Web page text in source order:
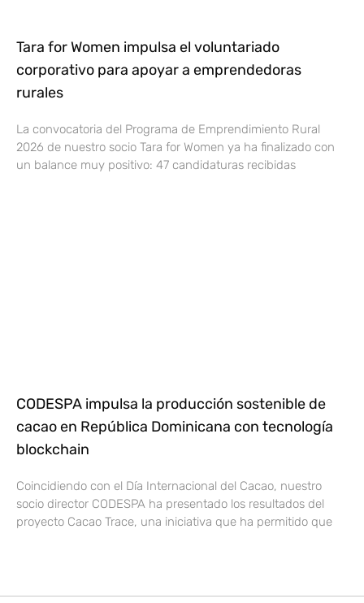
Tara for Women impulsa el voluntariado
corporativo para apoyar a emprendedoras
rurales
La convocatoria del Programa de Emprendimiento Rural
2026 de nuestro socio Tara for Women ya ha finalizado con
un balance muy positivo: 47 candidaturas recibidas
CODESPA impulsa la producción sostenible de
cacao en República Dominicana con tecnología
blockchain
Coincidiendo con el Día Internacional del Cacao, nuestro
socio director CODESPA ha presentado los resultados del
proyecto Cacao Trace, una iniciativa que ha permitido que